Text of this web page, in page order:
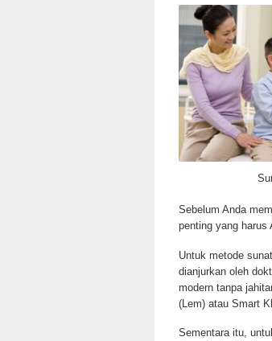
Sebelum Anda
penting yang harus
Untuk metode
dianjurkan oleh
modern tanpa
(Lem) atau Smart
Sementara itu,